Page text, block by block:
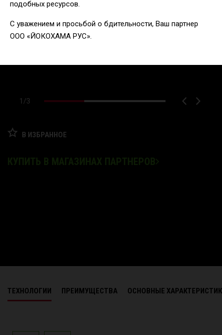
1 /3
В ИЗБРАННОЕ
КУПИТЬ В МАГАЗИНАХ ПАРТНЕРОВ
ТЕХНОЛОГИИ ПРЕИМУЩЕСТВА ОСНОВНЫЕ
подобных ресурсов.
С уважением и просьбой о бдительности, Ваш партнер
ООО «ЙОКОХАМА РУС».